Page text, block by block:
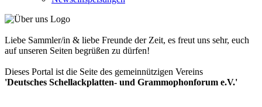
Liebe Sammler/in & liebe Freunde der Zeit, es freut uns sehr, euch
auf unseren Seiten begrüßen zu dürfen!
Dieses Portal ist die Seite des gemeinnützigen Vereins
'Deutsches Schellackplatten- und Grammophonforum e.V.'